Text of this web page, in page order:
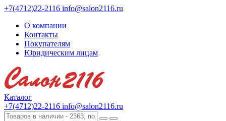
+7(4712)22-2116 info@salon2116.ru
О компании
Контакты
Покупателям
Юридическим лицам
Каталог
+7(4712)22-2116 info@salon2116.ru